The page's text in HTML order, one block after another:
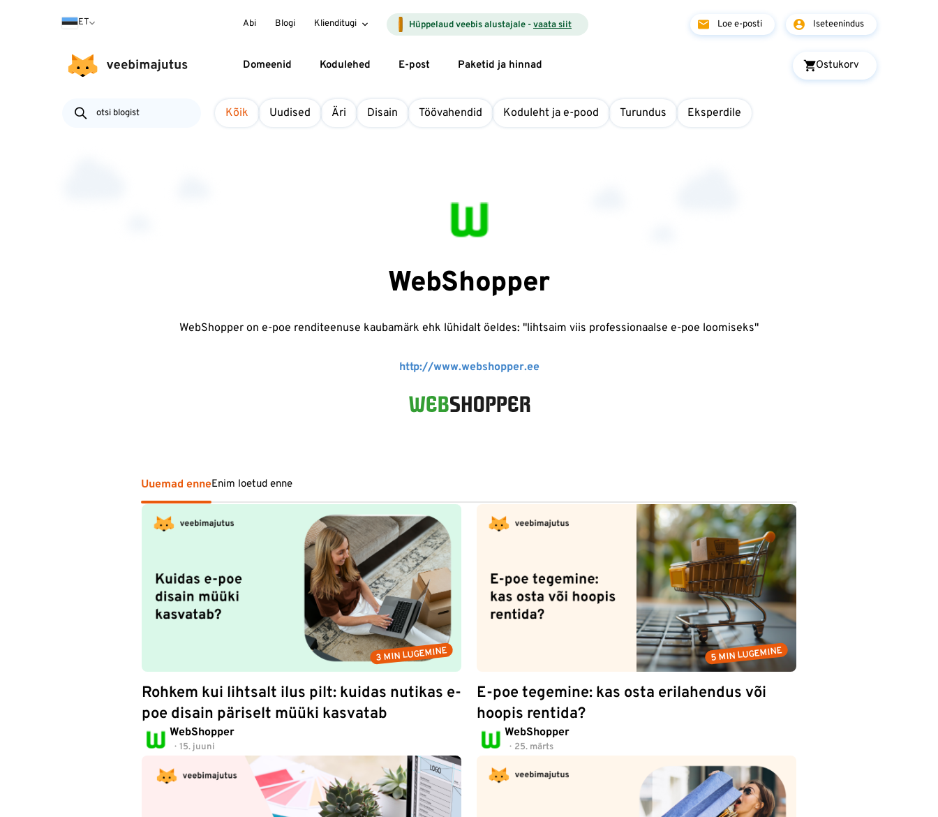
ET Abi Blogi Klienditugi Hüppelaud veebis alustajale -vaata siit Loe e-posti Iseteenindus
Domeenid Kodulehed E-post Paketid ja hinnad Ostukorv
Kõik Uudised Äri Disain Töövahendid Koduleht ja e-pood Turundus Eksperdile
WebShopper
WebShopper on e-poe renditeenuse kaubamärk ehk lühidalt öeldes: "lihtsaim viis professionaalse e-poe loomiseks"
http://www.webshopper.ee
Uuemad enneEnim loetud enne
3 MIN LUGEMINE
Rohkem kui lihtsalt ilus pilt: kuidas nutikas e-
poe disain päriselt müüki kasvatab
WebShopper
15. juuni
5 MIN LUGEMINE
E-poe tegemine: kas osta erilahendus või
hoopis rentida?
WebShopper
25. märts